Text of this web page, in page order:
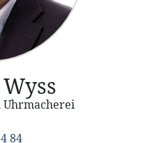
Uhrmacherei
84